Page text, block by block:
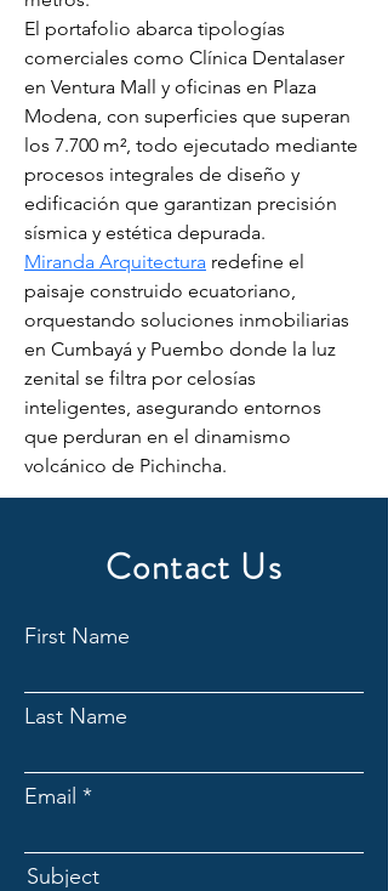
El portafolio abarca tipologías
comerciales como Clínica Dentalaser
en Ventura Mall y oficinas en Plaza
Modena, con superficies que superan
los 7.700 m², todo ejecutado mediante
procesos integrales de diseño y
edificación que garantizan precisión
sísmica y estética depurada.
Miranda Arquitectura redefine el
paisaje construido ecuatoriano,
orquestando soluciones inmobiliarias
en Cumbayá y Puembo donde la luz
zenital se filtra por celosías
inteligentes, asegurando entornos
que perduran en el dinamismo
volcánico de Pichincha.
Contact Us
First Name
Last Name
Email
Subject